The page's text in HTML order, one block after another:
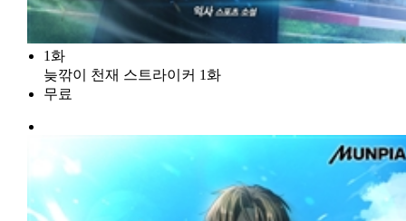
1화
늦깎이 천재 스트라이커 1화
무료